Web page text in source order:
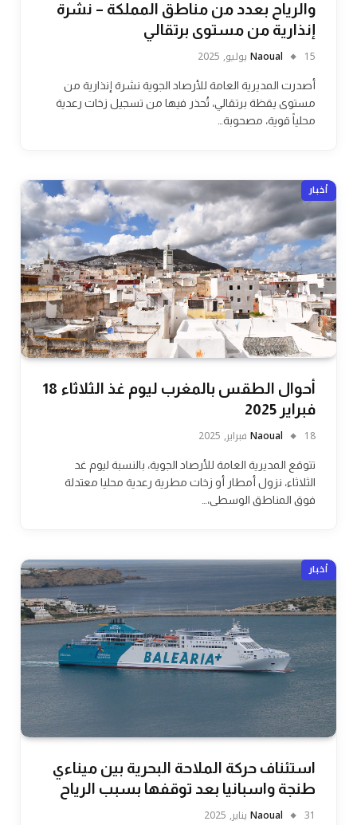
والرياح بعدد من مناطق المملكة – نشرة
إنذارية من مستوى برتقالي
Naoual 15 يوليو, 2025
أصدرت المديرية العامة للأرصاد الجوية نشرة إنذارية من
مستوى يقظة برتقالي، تُحذر فيها من تسجيل زخات رعدية
محلياً قوية، مصحوبة…
أخبار
أحوال الطقس بالمغرب ليوم غذ الثلاثاء 18
فبراير 2025
Naoual 18 فبراير, 2025
تتوقع المديرية العامة للأرصاد الجوية، بالنسبة ليوم غد
الثلاثاء، نزول أمطار أو زخات مطرية رعدية محليا معتدلة
فوق المناطق الوسطى،…
أخبار
استئناف حركة الملاحة البحرية بين ميناءي
طنجة واسبانيا بعد توقفها بسبب الرياح
Naoual 31 يناير, 2025